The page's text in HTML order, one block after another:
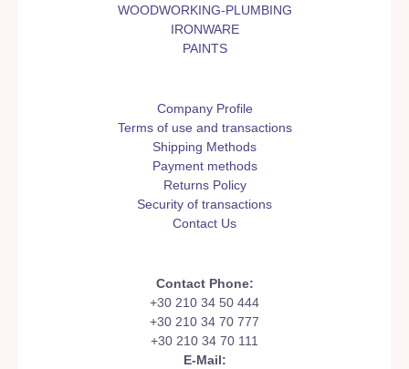
WOODWORKING-PLUMBING
IRONWARE
PAINTS
Company Profile
Terms of use and transactions
Shipping Methods
Payment methods
Returns Policy
Security of transactions
Contact Us
Contact Phone:
+30 210 34 50 444
+30 210 34 70 777
+30 210 34 70 111
E-Mail: